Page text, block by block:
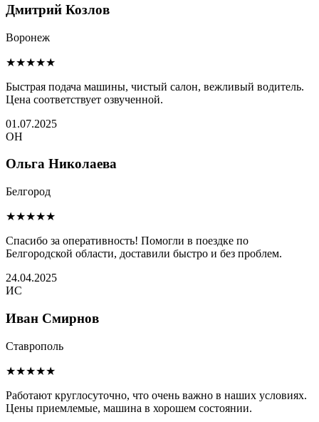
Дмитрий Козлов
Воронеж
★★★★★
Быстрая подача машины, чистый салон, вежливый водитель.
Цена соответствует озвученной.
01.07.2025
ОН
Ольга Николаева
Белгород
★★★★★
Спасибо за оперативность! Помогли в поездке по
Белгородской области, доставили быстро и без проблем.
24.04.2025
ИС
Иван Смирнов
Ставрополь
★★★★★
Работают круглосуточно, что очень важно в наших условиях.
Цены приемлемые, машина в хорошем состоянии.